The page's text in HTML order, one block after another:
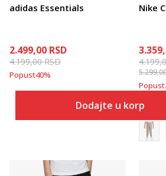
adidas Essentials
2.499,00 RSD
4.199,00RSD
Popust40%
Dodajte u korpu
Nike
Popust